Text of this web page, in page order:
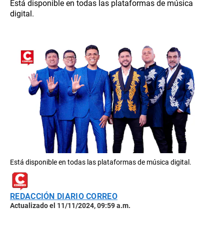
Está disponible en todas las plataformas de música
digital.
Está disponible en todas las plataformas de música digital.
REDACCIÓN DIARIO CORREO
Actualizado el 11/11/2024, 09:59 a.m.